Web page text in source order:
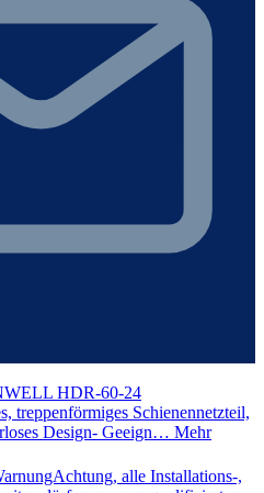
HDR-60-24
treppenförmiges Schienennetzteil,
Design- Geeign… Mehr
alle Installations-,